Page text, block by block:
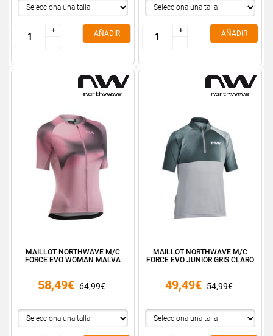
+
-
+
-
AÑADIR
+
-
+
-
AÑADIR
MAILLOT NORTHWAVE M/C
FORCE EVO WOMAN MALVA
58,49€ 64,99€
MAILLOT NORTHWAVE M/C
FORCE EVO JUNIOR GRIS CLARO
49,49€ 54,99€